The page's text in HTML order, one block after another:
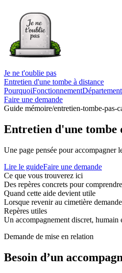
Je ne t'oublie pas
Entretien d'une tombe à distance
PourquoiFonctionnement
Faire une demande
Guide mémoire/entretien-tombe-pas-
Entretien d'une tombe
Une page pensée pour accompagner
Lire le guideFaire une demande
Ce que vous trouverez ici
Des repères concrets pour
Quand cette aide devient utile
Lorsque revenir au cimetière
Repères utiles
Un accompagnement discret, humain
Demande de mise en relation
Besoin d’un